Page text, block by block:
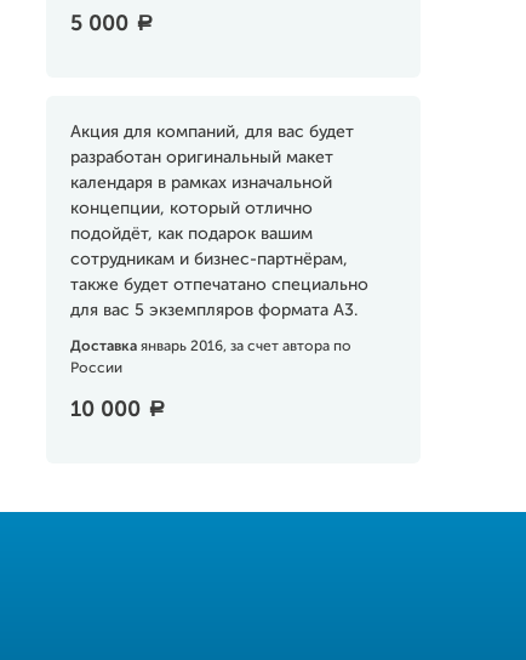
5 000 a
Акция для компаний, для вас будет
разработан оригинальный макет
календаря в рамках изначальной
концепции, который отлично
подойдёт, как подарок вашим
сотрудникам и бизнес-партнёрам,
также будет отпечатано специально
для вас 5 экземпляров формата А3.
Доставка январь 2016, за счет автора по
России
10 000 a